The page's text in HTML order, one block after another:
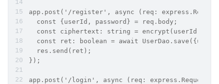
app.post('/register', async (req:
  const {userId, password} = req.body;
const ciphertext: string = encrypt(userId,
const ret: boolean = await
  res.send(ret);
});
app.post('/login', async (req: express.Request,